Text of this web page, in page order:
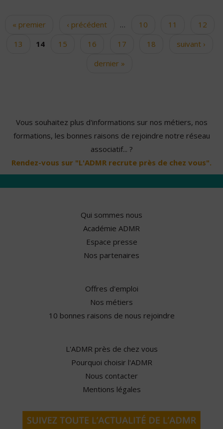
Pages
« premier ‹ précédent … 10 11
12
13
14 15 16 17 18
suivant ›
dernier »
Vous souhaitez plus d'informations sur nos métiers, nos
formations, les bonnes raisons de rejoindre notre réseau
associatif... ?
Rendez-vous sur "L'ADMR recrute près de chez vous".
Qui sommes nous
Académie ADMR
Espace presse
Nos partenaires
Offres d'emploi
Nos métiers
10 bonnes raisons de nous rejoindre
L'ADMR près de chez vous
Pourquoi choisir l'ADMR
Nous contacter
Mentions légales